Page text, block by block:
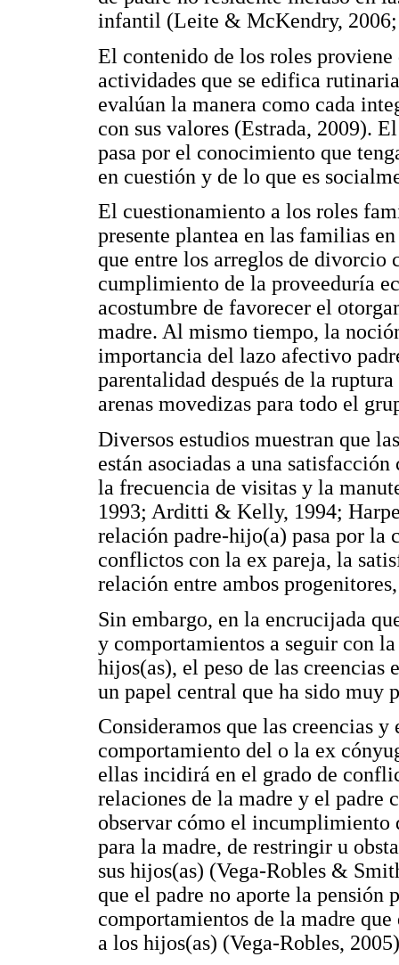
infantil (Leite & McKendry, 2006;
El contenido de los roles
actividades que se edifica
evalúan la manera como cada
con sus valores (Estrada, 2009).
pasa por el conocimiento que
en cuestión y de lo que es
El cuestionamiento a los roles
presente plantea en las familias
que entre los arreglos de divorcio
cumplimiento de la proveeduría
acostumbre de favorecer el
madre. Al mismo tiempo, la
importancia del lazo afectivo
parentalidad después de la
arenas movedizas para todo el
Diversos estudios muestran que
están asociadas a una
la frecuencia de visitas y la
1993; Arditti & Kelly, 1994;
relación padre-hijo(a) pasa por la
conflictos con la ex pareja, la
relación entre ambos
Sin embargo, en la encrucijada
y comportamientos a seguir con
hijos(as), el peso de las
un papel central que ha sido muy
Consideramos que las creencias
comportamiento del o la ex
ellas incidirá en el grado de
relaciones de la madre y el padre
observar cómo el incumplimiento
para la madre, de restringir u
sus hijos(as) (Vega-Robles &
que el padre no aporte la pensión
comportamientos de la madre
a los hijos(as) (Vega-Robles,